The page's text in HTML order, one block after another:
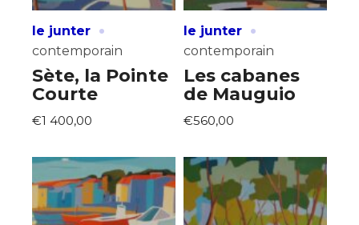
le junter ·
contemporain
Sète, la Pointe
Courte
€1 400,00
le junter ·
contemporain
Les cabanes
de Mauguio
€560,00